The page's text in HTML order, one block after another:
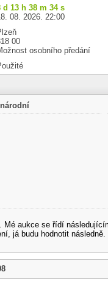
d 13 h 38 m 34 s
08. 2026. 22:00
00
osobního předání
aukce se řídí
já budu hodnotit následně.